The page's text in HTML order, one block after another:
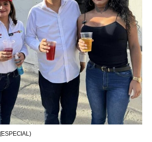
(ESPECIAL)